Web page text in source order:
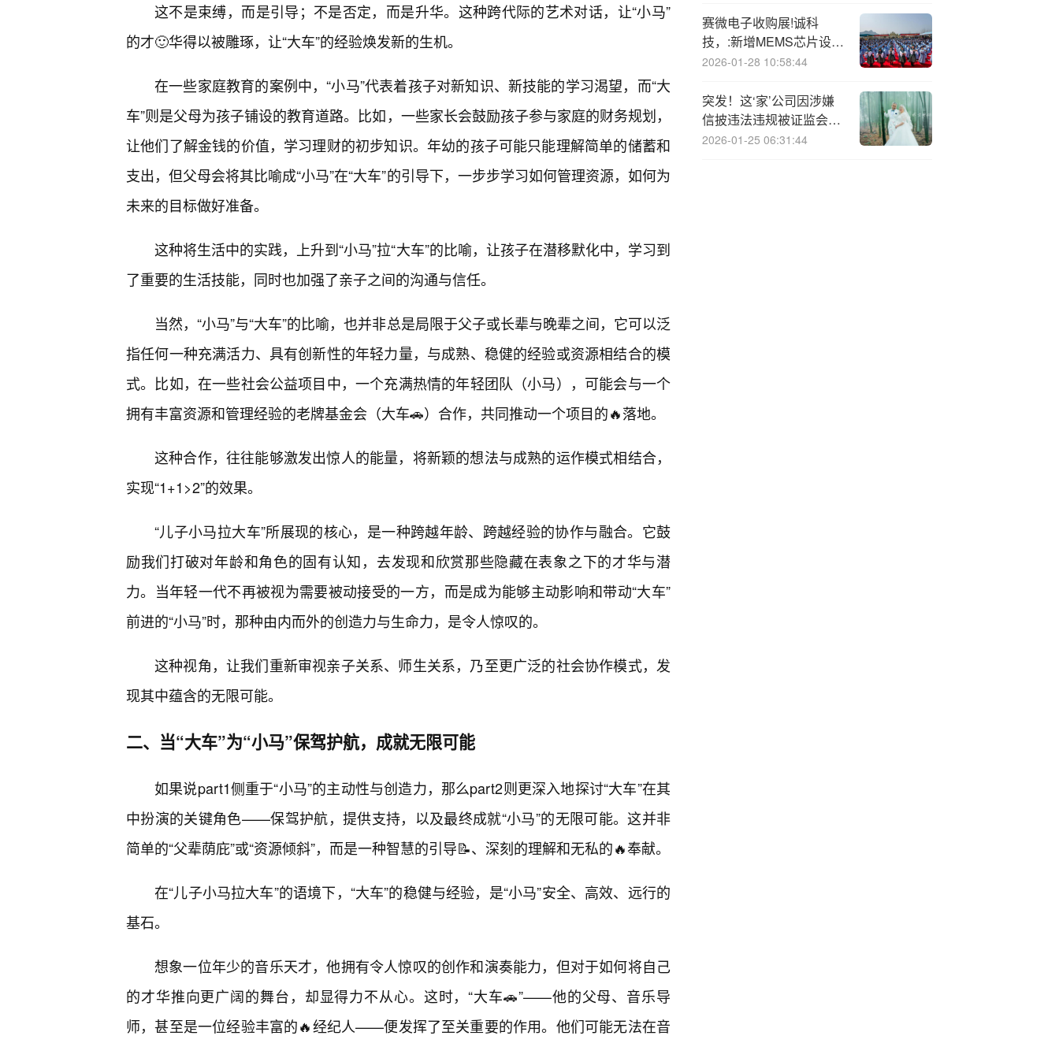
这不是束缚，而是引导；不是否定，而是升华。这种跨代际的艺术对话，让“小马”
的才🙂华得以被雕琢，让“大车”的经验焕发新的生机。
在一些家庭教育的案例中，“小马”代表着孩子对新知识、新技能的学习渴望，而“大
车”则是父母为孩子铺设的教育道路。比如，一些家长会鼓励孩子参与家庭的财务规划，
让他们了解金钱的价值，学习理财的初步知识。年幼的孩子可能只能理解简单的储蓄和
支出，但父母会将其比喻成“小马”在“大车”的引导下，一步步学习如何管理资源，如何为
未来的目标做好准备。
这种将生活中的实践，上升到“小马”拉“大车”的比喻，让孩子在潜移默化中，学习到
了重要的生活技能，同时也加强了亲子之间的沟通与信任。
当然，“小马”与“大车”的比喻，也并非总是局限于父子或长辈与晚辈之间，它可以泛
指任何一种充满活力、具有创新性的年轻力量，与成熟、稳健的经验或资源相结合的模
式。比如，在一些社会公益项目中，一个充满热情的年轻团队（小马），可能会与一个
拥有丰富资源和管理经验的老牌基金会（大车🚗）合作，共同推动一个项目的🔥落地。
这种合作，往往能够激发出惊人的能量，将新颖的想法与成熟的运作模式相结合，
实现“1+1>2”的效果。
“儿子小马拉大车”所展现的核心，是一种跨越年龄、跨越经验的协作与融合。它鼓
励我们打破对年龄和角色的固有认知，去发现和欣赏那些隐藏在表象之下的才华与潜
力。当年轻一代不再被视为需要被动接受的一方，而是成为能够主动影响和带动“大车”
前进的“小马”时，那种由内而外的创造力与生命力，是令人惊叹的。
这种视角，让我们重新审视亲子关系、师生关系，乃至更广泛的社会协作模式，发
现其中蕴含的无限可能。
二、当“大车”为“小马”保驾护航，成就无限可能
如果说part1侧重于“小马”的主动性与创造力，那么part2则更深入地探讨“大车”在其
中扮演的关键角色——保驾护航，提供支持，以及最终成就“小马”的无限可能。这并非
简单的“父辈荫庇”或“资源倾斜”，而是一种智慧的引导📝、深刻的理解和无私的🔥奉献。
在“儿子小马拉大车”的语境下，“大车”的稳健与经验，是“小马”安全、高效、远行的
基石。
想象一位年少的音乐天才，他拥有令人惊叹的创作和演奏能力，但对于如何将自己
的才华推向更广阔的舞台，却显得力不从心。这时，“大车🚗”——他的父母、音乐导
师，甚至是一位经验丰富的🔥经纪人——便发挥了至关重要的作用。他们可能无法在音
赛微电子收购展!诚科
技，:新增MEMS芯片设计
服务及EDA软件业务
2026-01-28 10:58:44
突发！这‘家’公司因涉嫌
信披违法违规被证监会立
案|盘后公告集锦
2026-01-25 06:31:44